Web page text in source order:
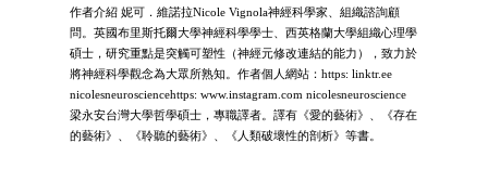
作者介紹 妮可．維諾拉Nicole Vignola神經科學家、組織諮詢顧
問。英國布里斯托爾大學神經科學學士、西英格蘭大學組織心理學
碩士，研究重點是突觸可塑性（神經元修改連結的能力），致力於
將神經科學觀念為大眾所熟知。作者個人網站：https: linktr.ee
nicolesneurosciencehttps: www.instagram.com nicolesneuroscience
梁永安台灣大學哲學碩士，專職譯者。譯有《愛的藝術》、《存在
的藝術》、《聆聽的藝術》、《人類破壞性的剖析》等書。